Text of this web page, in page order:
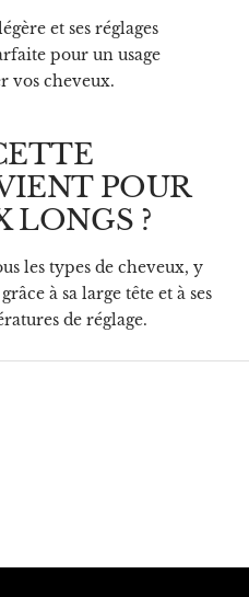
et ses réglages
pour un usage
vos cheveux.
POUR
LONGS ?
les types de cheveux, y
à sa large tête et à ses
de réglage.